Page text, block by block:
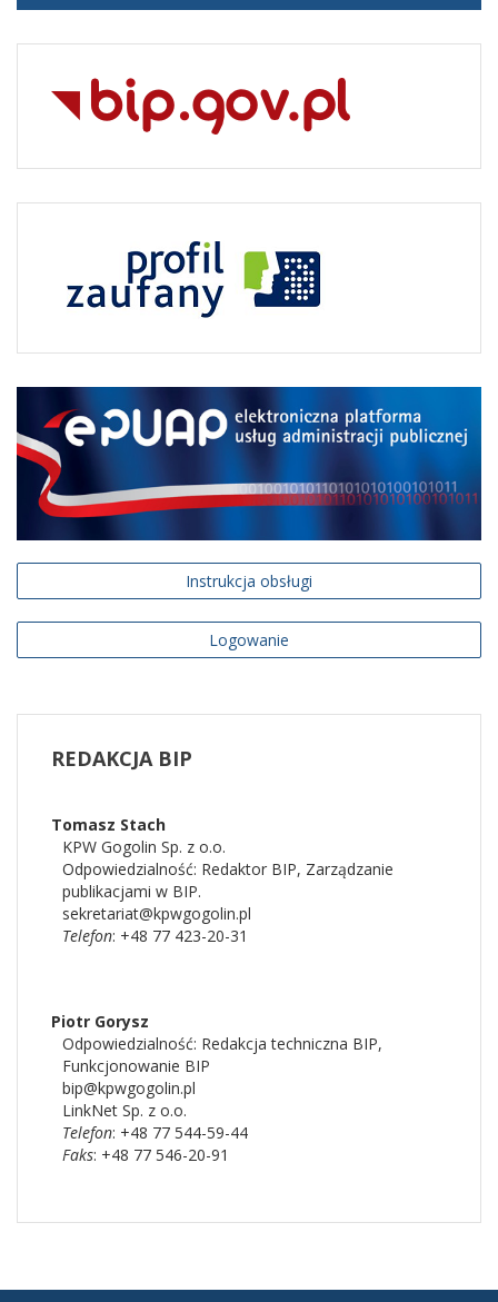
Instrukcja obsługi
Logowanie
REDAKCJABIP
Tomasz Stach
KPW Gogolin Sp. z o.o.
Odpowiedzialność: Redaktor BIP, Zarządzanie
publikacjami w BIP.
sekretariat@kpwgogolin.pl
Telefon: +48 77 423-20-31
Piotr Gorysz
Odpowiedzialność: Redakcja techniczna BIP,
Funkcjonowanie BIP
bip@kpwgogolin.pl
LinkNet Sp. z o.o.
Telefon: +48 77 544-59-44
Faks: +48 77 546-20-91